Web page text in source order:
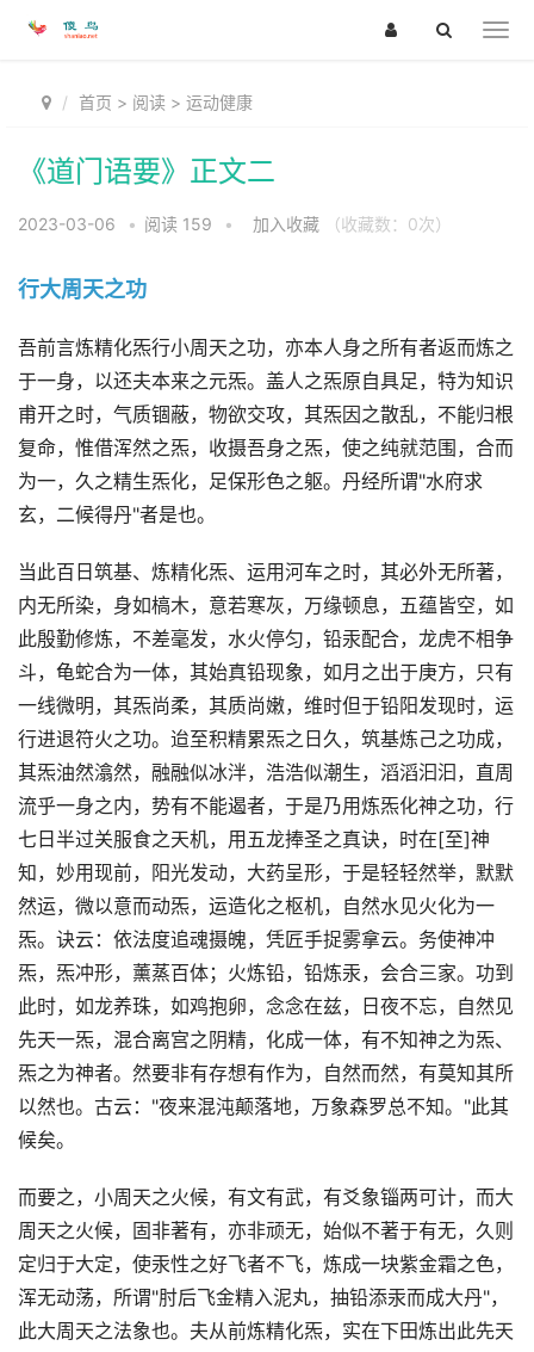
首页 > 阅读 > 运动健康
《道门语要》正文二
2023-03-06 • 阅读 159 • 加入收藏 （收藏数： 0次）
行大周天之功
吾前言炼精化炁行小周天之功，亦本人身之所有者返而炼之
于一身，以还夫本来之元炁。盖人之炁原自具足，特为知识
甫开之时，气质锢蔽，物欲交攻，其炁因之散乱，不能归根
复命，惟借浑然之炁，收摄吾身之炁，使之纯就范围，合而
为一，久之精生炁化，足保形色之躯。丹经所谓"水府求
玄，二候得丹"者是也。
当此百日筑基、炼精化炁、运用河车之时，其必外无所著，
内无所染，身如槁木，意若寒灰，万缘顿息，五蕴皆空，如
此殷勤修炼，不差毫发，水火停匀，铅汞配合，龙虎不相争
斗，龟蛇合为一体，其始真铅现象，如月之出于庚方，只有
一线微明，其炁尚柔，其质尚嫩，维时但于铅阳发现时，运
行进退符火之功。迨至积精累炁之日久，筑基炼己之功成，
其炁油然潝然，融融似冰泮，浩浩似潮生，滔滔汩汩，直周
流乎一身之内，势有不能遏者，于是乃用炼炁化神之功，行
七日半过关服食之天机，用五龙捧圣之真诀，时在[至]神
知，妙用现前，阳光发动，大药呈形，于是轻轻然举，默默
然运，微以意而动炁，运造化之枢机，自然水见火化为一
炁。诀云：依法度追魂摄魄，凭匠手捉雾拿云。务使神冲
炁，炁冲形，薰蒸百体；火炼铅，铅炼汞，会合三家。功到
此时，如龙养珠，如鸡抱卵，念念在兹，日夜不忘，自然见
先天一炁，混合离宫之阴精，化成一体，有不知神之为炁、
炁之为神者。然要非有存想有作为，自然而然，有莫知其所
以然也。古云："夜来混沌颠落地，万象森罗总不知。"此其
候矣。
而要之，小周天之火候，有文有武，有爻象锱两可计，而大
周天之火候，固非著有，亦非顽无，始似不著于有无，久则
定归于大定，使汞性之好飞者不飞，炼成一块紫金霜之色，
浑无动荡，所谓"肘后飞金精入泥丸，抽铅添汞而成大丹"，
此大周天之法象也。夫从前炼精化炁，实在下田炼出此先天